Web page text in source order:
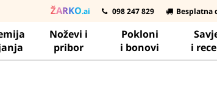
ŽARKO.ai 098 247 829 Besplatna
Noževi i
pribor
Pokloni
i bonovi
i